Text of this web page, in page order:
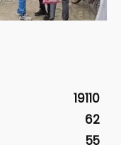
19110
62
55